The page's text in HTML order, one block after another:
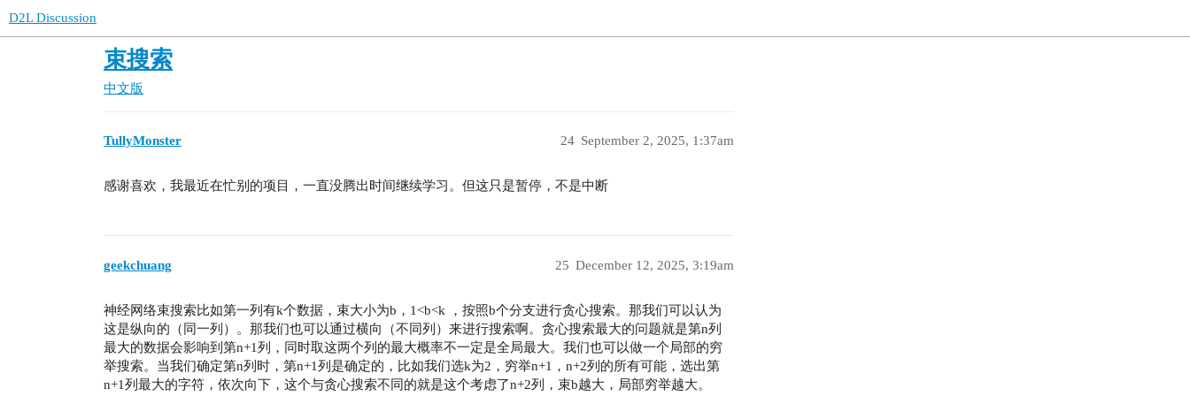
D2L Discussion
束搜索
中文版
TullyMonster September 2, 2025, 1:37am
24
感谢喜欢，我最近在忙别的项目，一直没腾出时间继续学习。但这只是暂停，不是中断
geekchuang December 12, 2025, 3:19am
25
神经网络束搜索比如第一列有k个数据，束大小为b，1<b<k ，按照b个分支进行贪心搜索。那我们可以认为
这是纵向的（同一列）。那我们也可以通过横向（不同列）来进行搜索啊。贪心搜索最大的问题就是第n列
最大的数据会影响到第n+1列，同时取这两个列的最大概率不一定是全局最大。我们也可以做一个局部的穷
举搜索。当我们确定第n列时，第n+1列是确定的，比如我们选k为2，穷举n+1，n+2列的所有可能，选出第
n+1列最大的字符，依次向下，这个与贪心搜索不同的就是这个考虑了n+2列，束b越大，局部穷举越大。